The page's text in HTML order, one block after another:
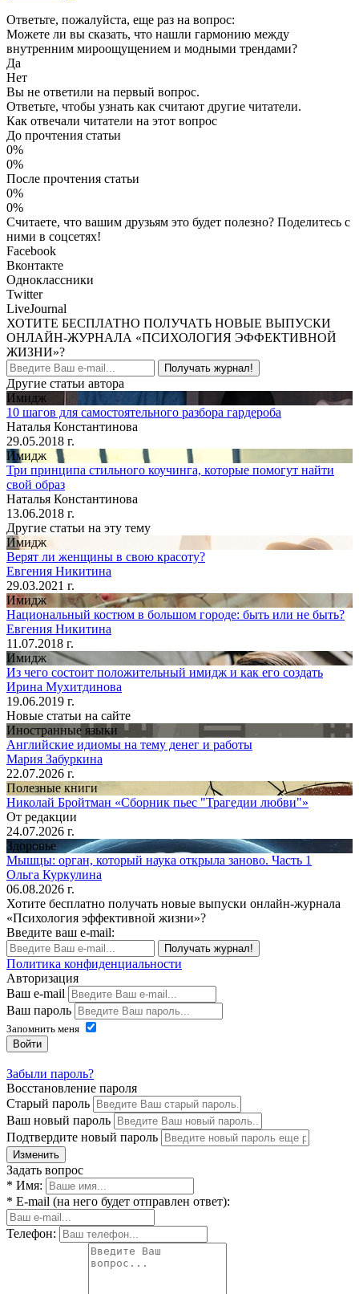
Ответьте, пожалуйста, еще раз на вопрос:
Можете ли вы сказать, что нашли гармонию между
внутренним мироощущением и модными трендами?
Да
Нет
Вы не ответили на первый вопрос.
Ответьте, чтобы узнать как считают другие читатели.
Как отвечали читатели на этот вопрос
До прочтения статьи
0%
0%
После прочтения статьи
0%
0%
Считаете, что вашим друзьям это будет полезно? Поделитесь с
ними в соцсетях!
Facebook
Вконтакте
Одноклассники
Twitter
LiveJournal
ХОТИТЕ БЕСПЛАТНО ПОЛУЧАТЬ НОВЫЕ ВЫПУСКИ
ОНЛАЙН-ЖУРНАЛА «ПСИХОЛОГИЯ ЭФФЕКТИВНОЙ
ЖИЗНИ»?
Получать журнал!
Другие статьи автора
Имидж
10 шагов для самостоятельного разбора гардероба
Наталья Константинова
29.05.2018 г.
Имидж
Три принципа стильного коучинга, которые помогут найти
свой образ
Наталья Константинова
13.06.2018 г.
Другие статьи на эту тему
Имидж
Верят ли женщины в свою красоту?
Евгения Никитина
29.03.2021 г.
Имидж
Национальный костюм в большом городе: быть или не быть?
Евгения Никитина
11.07.2018 г.
Имидж
Из чего состоит положительный имидж и как его создать
Ирина Мухитдинова
19.06.2019 г.
Новые статьи на сайте
Иностранные языки
Английские идиомы на тему денег и работы
Мария Забуркина
22.07.2026 г.
Полезные книги
Николай Бройтман «Сборник пьес "Трагедии любви"»
От редакции
24.07.2026 г.
Здоровье
Мышцы: орган, который наука открыла заново. Часть 1
Ольга Куркулина
06.08.2026 г.
Хотите бесплатно получать новые выпуски онлайн-журнала
«Психология эффективной жизни»?
Введите ваш e-mail:
Получать журнал!
Политика конфиденциальности
Авторизация
Ваш e-mail
Ваш пароль
Запомнить меня
Войти
Забыли пароль?
Восстановление пароля
Старый пароль
Ваш новый пароль
Подтвердите новый пароль
Изменить
Задать вопрос
* Имя:
* E-mail (на него будет отправлен ответ):
Телефон: